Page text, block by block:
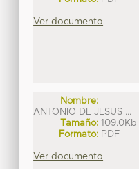
Ver documento
Nombre:
ANTONIO DE JESUS ...
Tamaño: 109.0Kb
Formato: PDF
Ver documento